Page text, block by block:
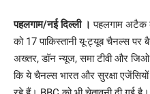
पहलगाम/नई दिल्ली । पहलगाम अटैक
को 17 पाकिस्तानी यू-ट्यूब चैनल्स पर
अख्तर, डॉन न्यूज, समा टीवी और
कि ये चैनल्स भारत और सुरक्षा